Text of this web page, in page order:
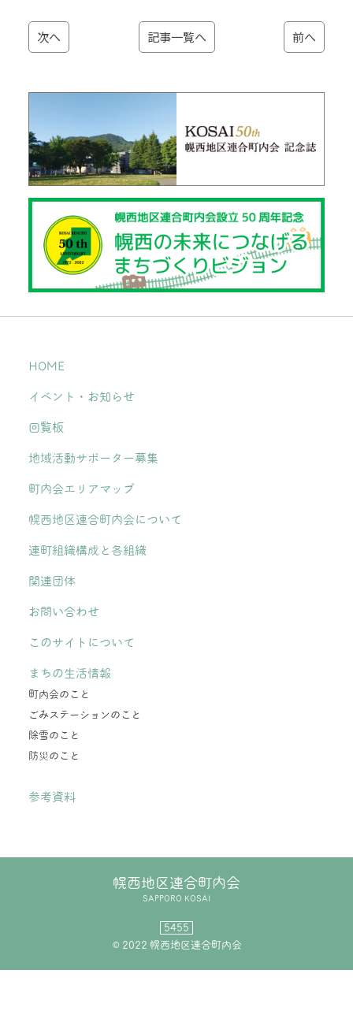
次へ 記事一覧へ 前へ
HOME
イベント・お知らせ
回覧板
地域活動サポーター募集
町内会エリアマップ
幌西地区連合町内会について
連町組織構成と各組織
関連団体
お問い合わせ
このサイトについて
まちの生活情報
町内会のこと
ごみステーションのこと
除雪のこと
防災のこと
参考資料
幌西地区連合町内会
SAPPORO KOSAI
5455
© 2022 幌西地区連合町内会